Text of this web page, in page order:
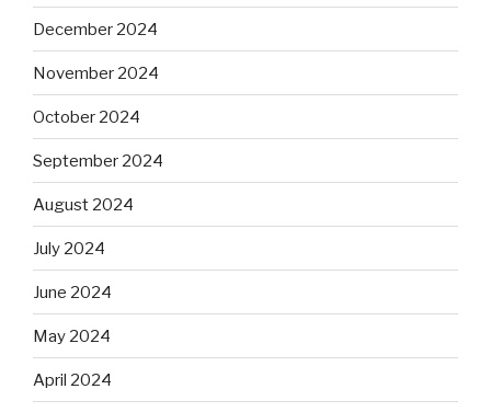
December 2024
November 2024
October 2024
September 2024
August 2024
July 2024
June 2024
May 2024
April 2024